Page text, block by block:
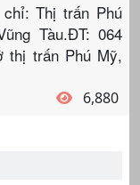
Thị trấn Phú
Tàu.ĐT: 064
thị trấn Phú Mỹ,
6,880